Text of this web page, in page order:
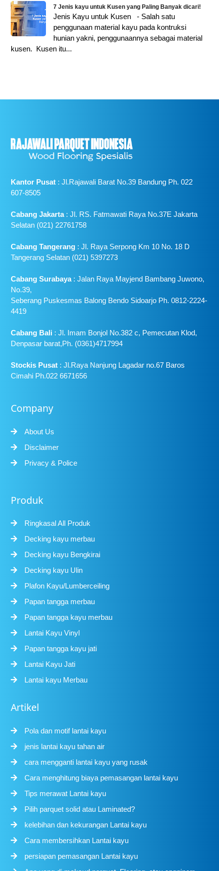
7 Jenis kayu untuk Kusen yang Paling Banyak dicari!
Jenis Kayu untuk Kusen - Salah satu
penggunaan material kayu pada kontruksi
hunian yakni, penggunaannya sebagai material
kusen. Kusen itu...
Kantor Pusat : Jl.Rajawali Barat No.39 Bandung Ph. 022
607-8505
Cabang Jakarta: Jl. RS. Fatmawati Raya No.37E Jakarta
Selatan (021) 22761758
Cabang Tangerang : Jl. Raya Serpong Km 10 No. 18 D
Tangerang Selatan (021) 5397273
Cabang Surabaya : Jalan Raya Mayjend Bambang Juwono,
No.39,
Seberang Puskesmas Balong Bendo Sidoarjo Ph. 0812-2224-
4419
Cabang Bali : Jl. Imam Bonjol No.382 c, Pemecutan Klod,
Denpasar barat,Ph. (0361)4717994
Stockis Pusat : Jl.Raya Nanjung Lagadar no.67 Baros
Cimahi Ph.022 6671656
Company
About Us
Disclaimer
Privacy & Police
Produk
Ringkasal All Produk
Decking kayu merbau
Decking kayu Bengkirai
Decking kayu Ulin
Plafon Kayu/Lumberceiling
Papan tangga merbau
Papan tangga kayu merbau
Lantai Kayu Vinyl
Papan tangga kayu jati
Lantai Kayu Jati
Lantai kayu Merbau
Artikel
Pola dan motif lantai kayu
jenis lantai kayu tahan air
cara mengganti lantai kayu yang rusak
Cara menghitung biaya pemasangan lantai kayu
Tips merawat Lantai kayu
Pilih parquet solid atau Laminated?
kelebihan dan kekurangan Lantai kayu
Cara membersihkan Lantai kayu
persiapan pemasangan Lantai kayu